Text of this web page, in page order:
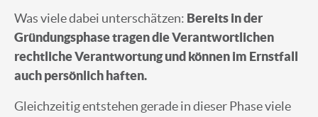
Was viele dabei unterschätzen: Bereits in der
Gründungsphase tragen die Verantwortlichen
rechtliche Verantwortung und können im Ernstfall
auch persönlich haften.
Gleichzeitig entstehen gerade in dieser Phase viele